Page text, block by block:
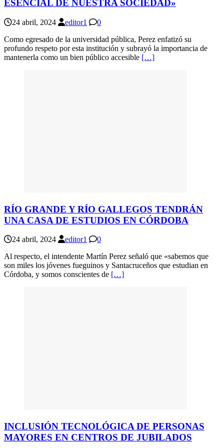
ESENCIAL DE NUESTRA SOCIEDAD»
24 abril, 2024 editor1
0
Como egresado de la universidad pública, Perez enfatizó su
profundo respeto por esta institución y subrayó la importancia de
mantenerla como un bien público accesible […]
RÍO GRANDE Y RÍO GALLEGOS TENDRÁN
UNA CASA DE ESTUDIOS EN CÓRDOBA
24 abril, 2024 editor1
0
Al respecto, el intendente Martín Perez señaló que «sabemos que
son miles los jóvenes fueguinos y Santacruceños que estudian en
Córdoba, y somos conscientes de […]
INCLUSIÓN TECNOLÓGICA DE PERSONAS
MAYORES EN CENTROS DE JUBILADOS